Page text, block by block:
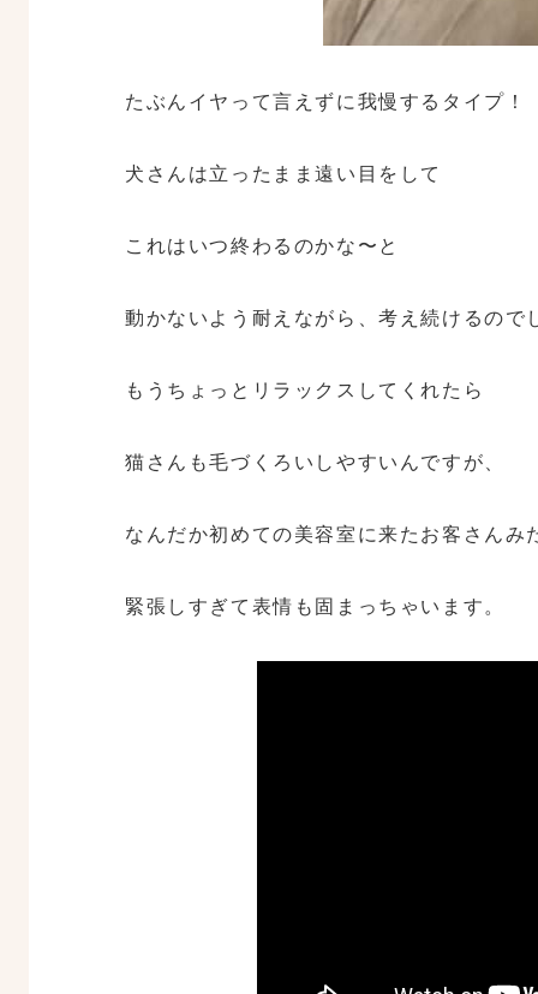
たぶんイヤって言えずに我慢するタイプ！
犬さんは立ったまま遠い目をして
これはいつ終わるのかな〜と
動かないよう耐えながら、考え続けるので
もうちょっとリラックスしてくれたら
猫さんも毛づくろいしやすいんですが、
なんだか初めての美容室に来たお客さんみ
緊張しすぎて表情も固まっちゃいます。